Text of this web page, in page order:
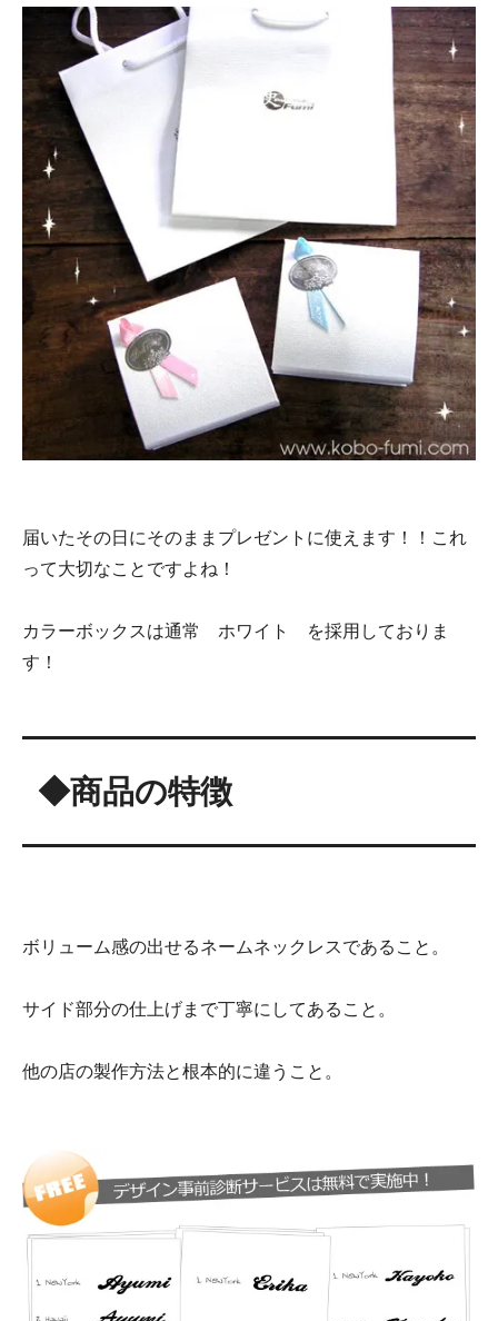
届いたその日にそのままプレゼントに使えます！！これ
って大切なことですよね！
カラーボックスは通常 ホワイト を採用しておりま
す！
◆商品の特徴
ボリューム感の出せるネームネックレスであること。
サイド部分の仕上げまで丁寧にしてあること。
他の店の製作方法と根本的に違うこと。